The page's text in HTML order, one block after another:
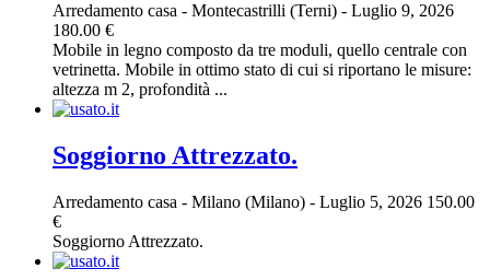
Arredamento casa - Montecastrilli (Terni) - Luglio 9, 2026
180.00 €
Mobile in legno composto da tre moduli, quello centrale con
vetrinetta. Mobile in ottimo stato di cui si riportano le misure:
altezza m 2, profondità ...
Soggiorno Attrezzato.
Arredamento casa - Milano (Milano) - Luglio 5, 2026 150.00
€
Soggiorno Attrezzato.